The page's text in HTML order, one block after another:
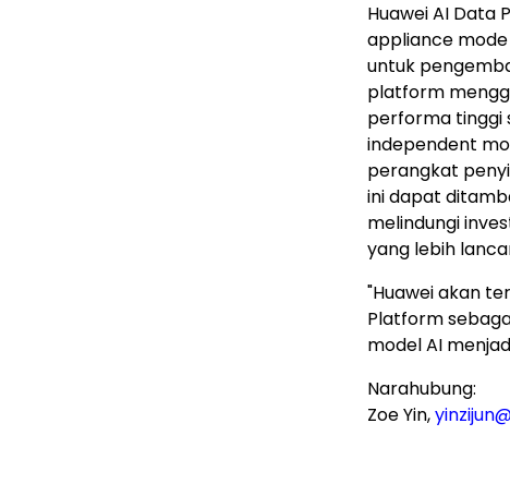
Huawei AI Data
appliance
untuk
platform
performa tinggi
independent
perangkat
ini dapat
melindungi
yang lebih
"Huawei akan
Platform
model AI
Narahubung:
Zoe Yin,